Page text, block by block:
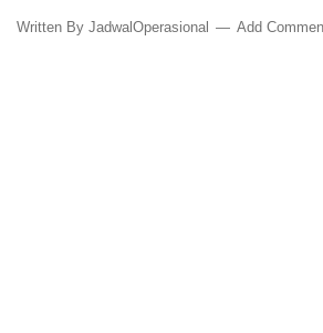
Written By JadwalOperasional Add